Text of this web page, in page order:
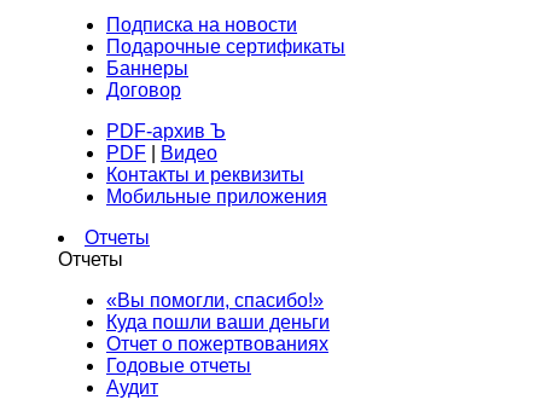
Подписка на новости
Подарочные сертификаты
Баннеры
Договор
PDF-архив Ъ
PDF
Видео
Контакты и реквизиты
Мобильные приложения
Отчеты
Отчеты
«Вы помогли, спасибо!»
Куда пошли ваши деньги
Отчет о пожертвованиях
Годовые отчеты
Аудит